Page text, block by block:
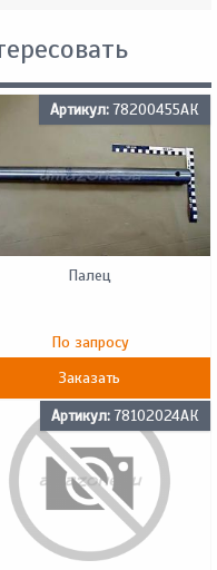
Артикул:78200455АК
Палец
По запросу
Заказать
Артикул:78102024АК